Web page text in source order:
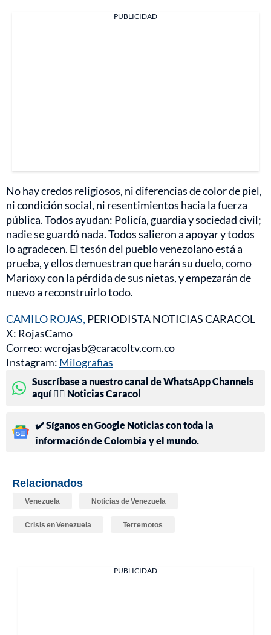
PUBLICIDAD
No hay credos religiosos, ni diferencias de color de piel,
ni condición social, ni resentimientos hacia la fuerza
pública. Todos ayudan: Policía, guardia y sociedad civil;
nadie se guardó nada. Todos salieron a apoyar y todos
lo agradecen. El tesón del pueblo venezolano está a
prueba, y ellos demuestran que harán su duelo, como
Marioxy con la pérdida de sus nietas, y empezarán de
nuevo a reconstruirlo todo.
CAMILO ROJAS, PERIODISTA NOTICIAS CARACOL
X: RojasCamo
Correo: wcrojasb@caracoltv.com.co
Instagram: Milografias
Suscríbase a nuestro canal de WhatsApp Channels
aquí 👉🏻 Noticias Caracol
✔️ Síganos en Google Noticias con toda la
información de Colombia y el mundo.
Relacionados
Venezuela Noticias de Venezuela
Crisis en Venezuela Terremotos
PUBLICIDAD